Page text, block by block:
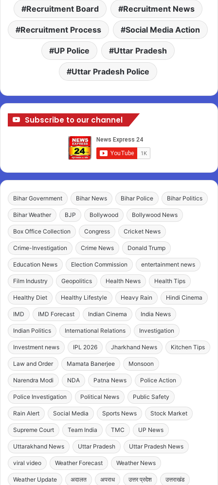
Recruitment Board Recruitment News
Recruitment Process Social Media Action
UP Police Uttar Pradesh
Uttar Pradesh Police
Subscribe to our channel
Bihar Government Bihar News Bihar Police Bihar Politics
Bihar Weather BJP Bollywood Bollywood News
Box Office Collection Congress Cricket News
Crime-Investigation Crime News Donald Trump
Education News Election Commission entertainment news
Film Industry Geopolitics Health News Health Tips
Healthy Diet Healthy Lifestyle Heavy Rain Hindi Cinema
IMD IMD Forecast Indian Cinema India News
Indian Politics International Relations Investigation
Investment news IPL 2026 Jharkhand News Kitchen Tips
Law and Order Mamata Banerjee Monsoon
Narendra Modi NDA Patna News Police Action
Police Investigation Political News Public Safety
Rain Alert Social Media Sports News Stock Market
Supreme Court Team India TMC UP News
Uttarakhand News Uttar Pradesh Uttar Pradesh News
viral video Weather Forecast Weather News
Weather Update अदालत अपराध उत्तर प्रदेश उत्तराखंड